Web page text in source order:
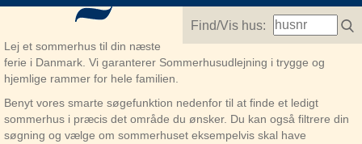
Find/Vis hus:
Lej et sommerhus til din næste
ferie i Danmark. Vi garanterer Sommerhusudlejning i trygge og
hjemlige rammer for hele familien.
Benyt vores smarte søgefunktion nedenfor til at finde et ledigt
sommerhus i præcis det område du ønsker. Du kan også filtrere din
søgning og vælge om sommerhuset eksempelvis skal have